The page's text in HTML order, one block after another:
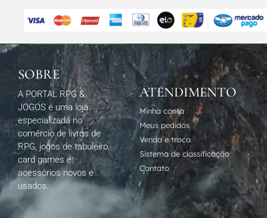
SOBRE
A PORTAL RPG &
JOGOS é uma loja
especializada no
comércio de livros de
RPG, jogos de tabuleiro,
card games e
acessórios novos e
usados.
ATENDIMENTO
Minha conta
Meus pedidos
Venda e troca
Sistema de classificação
Contato